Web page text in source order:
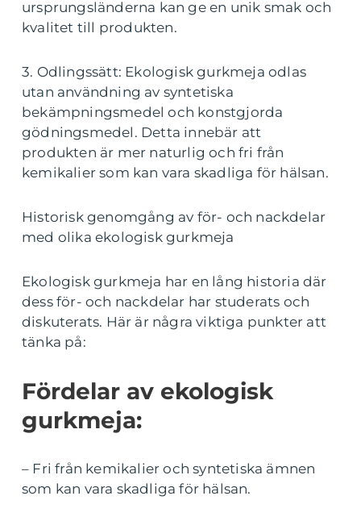
ursprungsländerna kan ge en unik smak och
kvalitet till produkten.
3. Odlingssätt: Ekologisk gurkmeja odlas
utan användning av syntetiska
bekämpningsmedel och konstgjorda
gödningsmedel. Detta innebär att
produkten är mer naturlig och fri från
kemikalier som kan vara skadliga för hälsan.
Historisk genomgång av för- och nackdelar
med olika ekologisk gurkmeja
Ekologisk gurkmeja har en lång historia där
dess för- och nackdelar har studerats och
diskuterats. Här är några viktiga punkter att
tänka på:
Fördelar av ekologisk
gurkmeja:
– Fri från kemikalier och syntetiska ämnen
som kan vara skadliga för hälsan.